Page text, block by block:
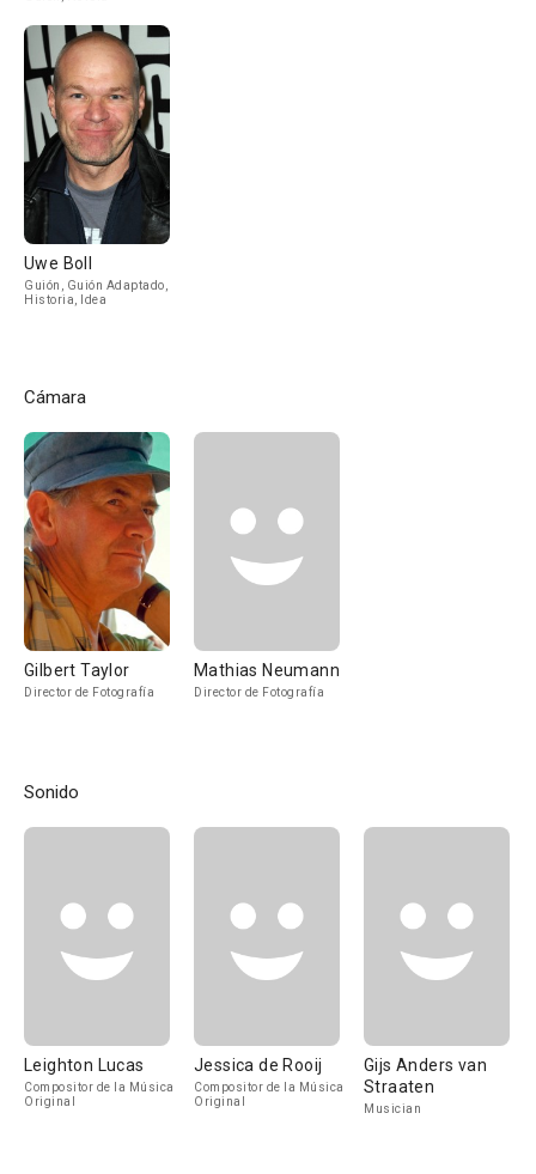
Uwe Boll
Guión, Guión Adaptado,
Historia, Idea
Cámara
Gilbert Taylor
Director de Fotografía
Mathias Neumann
Director de Fotografía
Sonido
Leighton Lucas
Compositor de la Música
Original
Jessica de Rooij
Compositor de la Música
Original
Gijs Anders van
Straaten
Musician